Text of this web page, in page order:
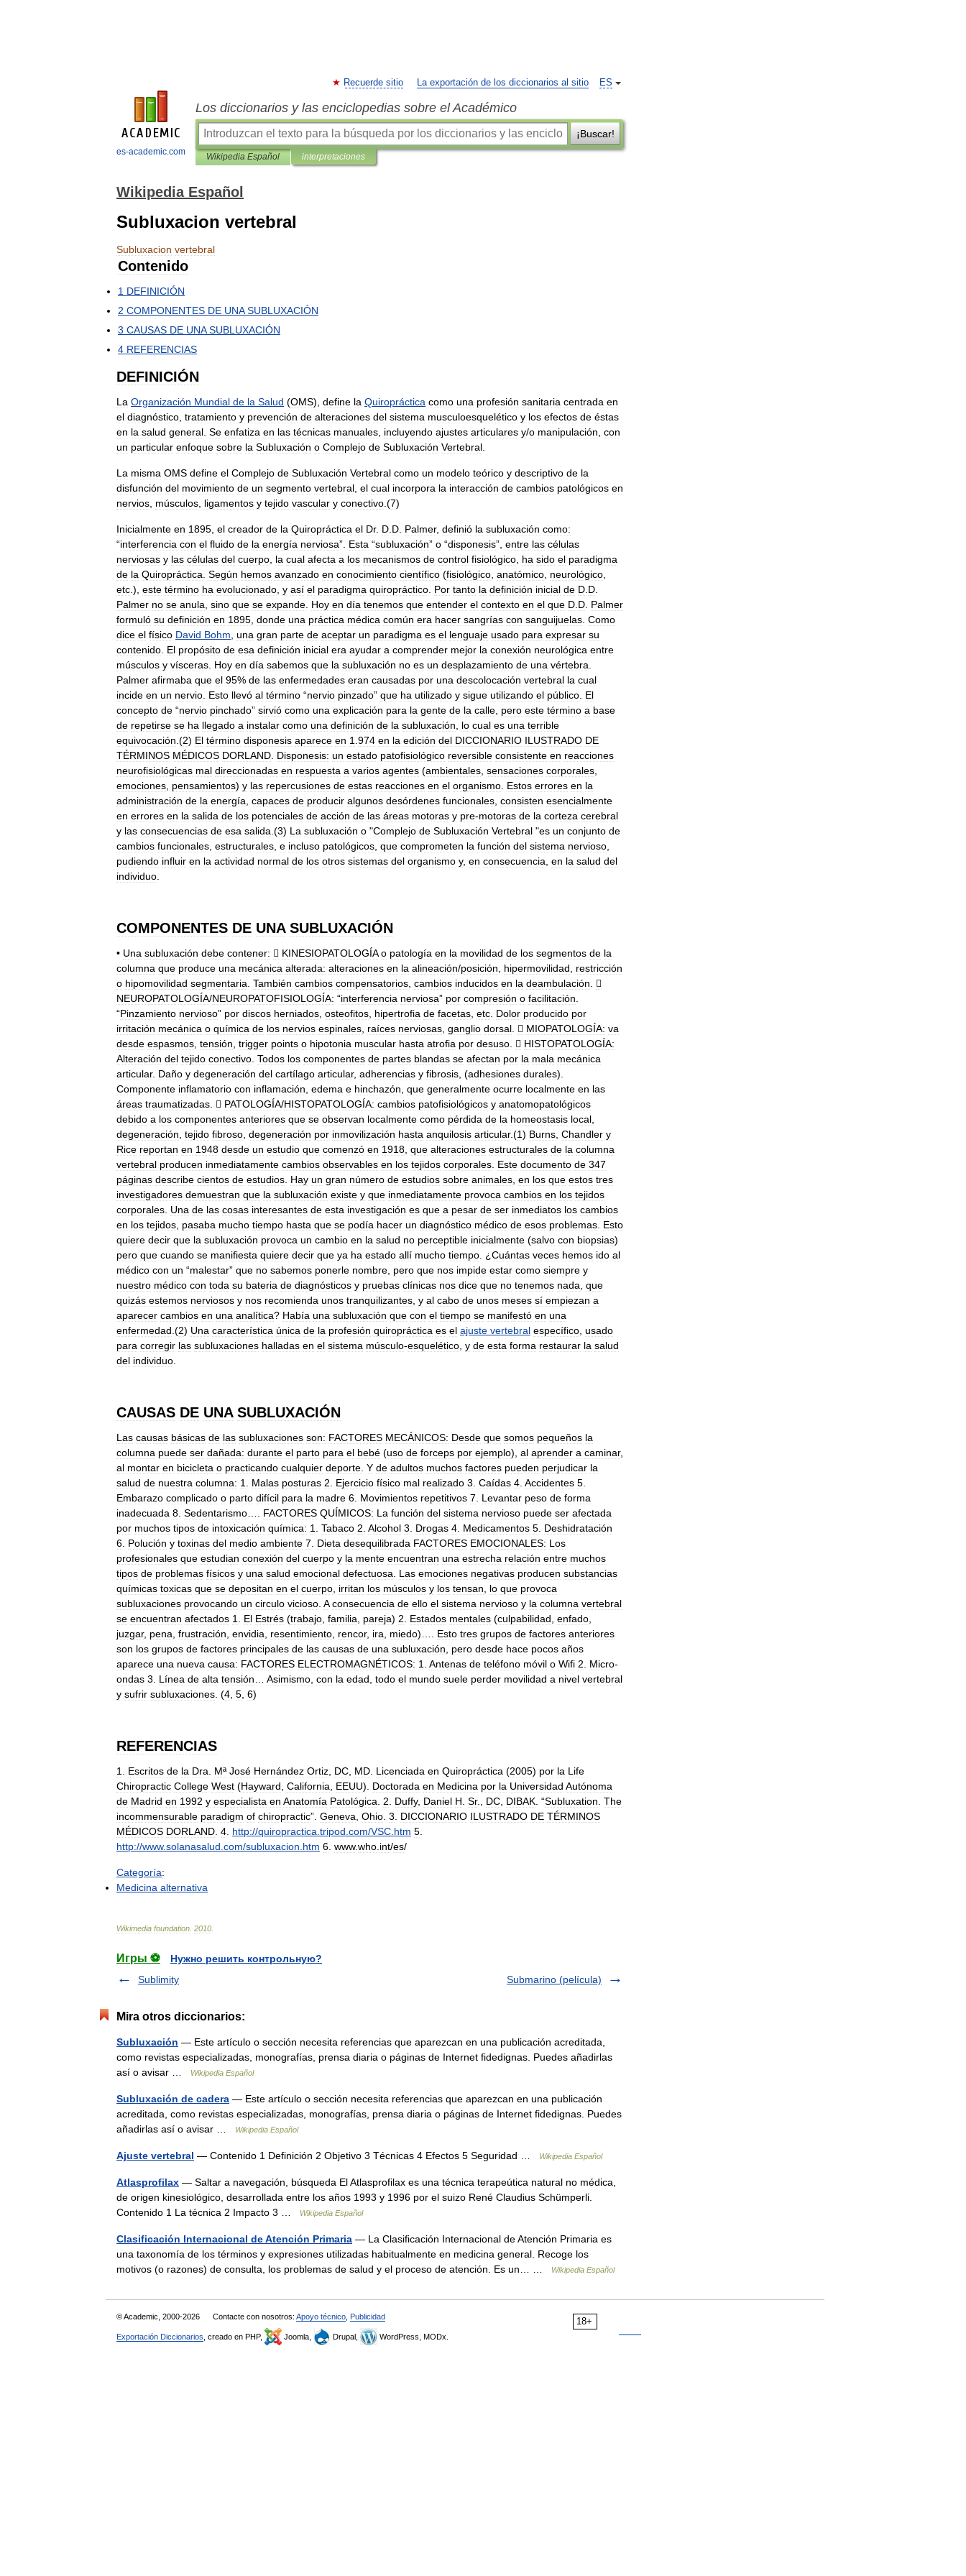
es-academic.com
ES
Recuerde sitio La exportación de los diccionarios al sitio
Los diccionarios y las enciclopedias sobre el Académico
¡Buscar!
Wikipedia Español interpretaciones
Wikipedia Español
Subluxacion vertebral
Subluxacion vertebral
Contenido
1 DEFINICIÓN
2 COMPONENTES DE UNA SUBLUXACIÓN
3 CAUSAS DE UNA SUBLUXACIÓN
4 REFERENCIAS
DEFINICIÓN
La Organización Mundial de la Salud (OMS), define la Quiropráctica como una profesión sanitaria centrada en
el diagnóstico tratamiento y prevención de alteraciones del sistema musculoesquelético y los efectos de éstas
en la salud general Se enfatiza en las técnicas manuales incluyendo ajustes articulares y/o manipulación con
un particular enfoque sobre la Subluxación o Complejo de Subluxación Vertebral
La misma OMS define el Complejo de Subluxación Vertebral como un modelo teórico y descriptivo de la
disfunción del movimiento de un segmento vertebral el cual incorpora la interacción de cambios patológicos en
nervios músculos ligamentos y tejido vascular y conectivo .(7)
Inicialmente en 1895 el creador de la Quiropráctica el Dr. D D Palmer, definió la subluxación como:
“interferencia con el fluido de la energía nerviosa”. Esta “subluxación” o “disponesis”, entre las células
nerviosas y las células del cuerpo la cual afecta a los mecanismos de control fisiológico ha sido el paradigma
de la Quiropráctica Según hemos avanzado en conocimiento científico (fisiológico anatómico neurológico
etc .), este término ha evolucionado y así el paradigma quiropráctico Por tanto la definición inicial de D D
Palmer no se anula sino que se expande Hoy en día tenemos que entender el contexto en el que D D Palmer
formuló su definición en 1895 donde una práctica médica común era hacer sangrías con sanguijuelas Como
dice el físico David Bohm una gran parte de aceptar un paradigma es el lenguaje usado para expresar su
contenido El propósito de esa definición inicial era ayudar a comprender mejor la conexión neurológica entre
músculos y vísceras Hoy en día sabemos que la subluxación no es un desplazamiento de una vértebra
Palmer afirmaba que el 95% de las enfermedades eran causadas por una descolocación vertebral la cual
incide en un nervio Esto llevó al término “nervio pinzado” que ha utilizado y sigue utilizando el público El
concepto de “nervio pinchado” sirvió como una explicación para la gente de la calle pero este término a base
de repetirse se ha llegado a instalar como una definición de la subluxación lo cual es una terrible
equivocación .(2) El término disponesis aparece en 1 974 en la edición del DICCIONARIO ILUSTRADO DE
TÉRMINOS MÉDICOS DORLAND Disponesis: un estado patofisiológico reversible consistente en reacciones
neurofisiológicas mal direccionadas en respuesta a varios agentes (ambientales sensaciones corporales
emociones pensamientos) y las repercusiones de estas reacciones en el organismo Estos errores en la
administración de la energía capaces de producir algunos desórdenes funcionales consisten esencialmente
en errores en la salida de los potenciales de acción de las áreas motoras y pre-motoras de la corteza cerebral
y las consecuencias de esa salida .(3) La subluxación o "Complejo de Subluxación Vertebral "es un conjunto de
cambios funcionales estructurales e incluso patológicos que comprometen la función del sistema nervioso
pudiendo influir en la actividad normal de los otros sistemas del organismo y, en consecuencia en la salud del
individuo
COMPONENTES DE UNA SUBLUXACIÓN
• Una subluxación debe contener:  KINESIOPATOLOGÍA o patología en la movilidad de los segmentos de la
columna que produce una mecánica alterada: alteraciones en la alineación/posición hipermovilidad
restricción
o hipomovilidad segmentaria También cambios compensatorios cambios inducidos en la deambulación

NEUROPATOLOGÍA/NEUROPATOFISIOLOGÍA: “interferencia nerviosa” por compresión o facilitación
“Pinzamiento nervioso” por discos herniados osteofitos hipertrofia de facetas etc Dolor producido por
irritación mecánica o química de los nervios espinales raíces nerviosas ganglio dorsal  MIOPATOLOGÍA: va
desde espasmos tensión trigger points o hipotonia muscular hasta atrofia por desuso  HISTOPATOLOGÍA:
Alteración del tejido conectivo Todos los componentes de partes blandas se afectan por la mala mecánica
articular. Daño y degeneración del cartílago articular, adherencias y fibrosis , (adhesiones durales).
Componente inflamatorio con inflamación edema e hinchazón que generalmente ocurre localmente en las
áreas traumatizadas  PATOLOGÍA/HISTOPATOLOGÍA: cambios patofisiológicos y anatomopatológicos
debido a los componentes anteriores que se observan localmente como pérdida de la homeostasis local
degeneración tejido fibroso degeneración por inmovilización hasta anquilosis articular.(1) Burns Chandler y
Rice reportan en 1948 desde un estudio que comenzó en 1918 que alteraciones estructurales de la columna
vertebral producen inmediatamente cambios observables en los tejidos corporales Este documento de 347
páginas describe cientos de estudios Hay un gran número de estudios sobre animales en los que estos tres
investigadores demuestran que la subluxación existe y que inmediatamente provoca cambios en los tejidos
corporales Una de las cosas interesantes de esta investigación es que a pesar de ser inmediatos los cambios
en los tejidos pasaba mucho tiempo hasta que se podía hacer un diagnóstico médico de esos problemas Esto
quiere decir que la subluxación provoca un cambio en la salud no perceptible inicialmente (salvo con biopsias)
pero que cuando se manifiesta quiere decir que ya ha estado allí mucho tiempo . ¿Cuántas veces hemos ido al
médico con un “malestar” que no sabemos ponerle nombre pero que nos impide estar como siempre y
nuestro médico con toda su bateria de diagnósticos y pruebas clínicas nos dice que no tenemos nada que
quizás estemos nerviosos y nos recomienda unos tranquilizantes y al cabo de unos meses sí empiezan a
aparecer cambios en una analítica? Había una subluxación que con el tiempo se manifestó en una
enfermedad .(2) Una característica única de la profesión quiropráctica es el ajuste vertebral específico usado
para corregir las subluxaciones halladas en el sistema músculo-esquelético y de esta forma restaurar la salud
del individuo
CAUSAS DE UNA SUBLUXACIÓN
Las causas básicas de las subluxaciones son: FACTORES MECÁNICOS: Desde que somos pequeños la
columna puede ser dañada: durante el parto para el bebé (uso de forceps por ejemplo), al aprender a caminar,
al montar en bicicleta o practicando cualquier deporte Y de adultos muchos factores pueden perjudicar la
salud de nuestra columna: 1 Malas posturas 2 Ejercicio físico mal realizado 3 Caídas 4 Accidentes 5
Embarazo complicado o parto difícil para la madre 6 Movimientos repetitivos 7 Levantar peso de forma
inadecuada 8 Sedentarismo FACTORES QUÍMICOS: La función del sistema nervioso puede ser afectada
por muchos tipos de intoxicación química: 1 Tabaco 2 Alcohol 3 Drogas 4 Medicamentos 5 Deshidratación
6 Polución y toxinas del medio ambiente 7 Dieta desequilibrada FACTORES EMOCIONALES: Los
profesionales que estudian conexión del cuerpo y la mente encuentran una estrecha relación entre muchos
tipos de problemas físicos y una salud emocional defectuosa Las emociones negativas producen substancias
químicas toxicas que se depositan en el cuerpo irritan los músculos y los tensan lo que provoca
subluxaciones provocando un circulo vicioso A consecuencia de ello el sistema nervioso y la columna vertebral
se encuentran afectados 1 El Estrés (trabajo familia pareja) 2 Estados mentales (culpabilidad enfado
juzgar, pena frustración envidia resentimiento rencor, ira miedo)…. Esto tres grupos de factores anteriores
son los grupos de factores principales de las causas de una subluxación pero desde hace pocos años
aparece una nueva causa: FACTORES ELECTROMAGNÉTICOS: 1 Antenas de teléfono móvil o Wifi 2 Micro-
ondas 3 Línea de alta tensión Asimismo con la edad todo el mundo suele perder movilidad a nivel vertebral
y sufrir subluxaciones . (4 5 6)
REFERENCIAS
1 Escritos de la Dra Mª José Hernández Ortiz DC MD Licenciada en Quiropráctica (2005) por la Life
Chiropractic College West (Hayward California EEUU). Doctorada en Medicina por la Universidad Autónoma
de Madrid en 1992 y especialista en Anatomía Patológica 2 Duffy, Daniel H Sr., DC DIBAK . “Subluxation The
incommensurable paradigm of chiropractic”. Geneva Ohio 3 DICCIONARIO ILUSTRADO DE TÉRMINOS
MÉDICOS DORLAND 4 http://quiropractica tripod com/VSC htm 5
http://www.solanasalud com/subluxacion htm 6 www.who int/es/
Categoría:
Medicina alternativa
Wikimedia foundation 2010
Игры ⚽
Нужно решить контрольную?
Sublimity
Submarino (película)
Mira otros diccionarios:
Subluxación — Este artículo o sección necesita referencias que aparezcan en una publicación acreditada,
como revistas especializadas, monografías, prensa diaria o páginas de Internet fidedignas. Puedes añadirlas
así o avisar …
Wikipedia Español
Subluxación de cadera — Este artículo o sección necesita referencias que aparezcan en una publicación
acreditada, como revistas especializadas, monografías, prensa diaria o páginas de Internet fidedignas. Puedes
añadirlas así o avisar …
Wikipedia Español
Ajuste vertebral — Contenido 1 Definición 2 Objetivo 3 Técnicas 4 Efectos 5 Seguridad … Wikipedia Español
Atlasprofilax — Saltar a navegación, búsqueda El Atlasprofilax es una técnica terapeútica natural no médica,
de origen kinesiológico, desarrollada entre los años 1993 y 1996 por el suizo René Claudius Schümperli.
Contenido 1 La técnica 2 Impacto 3 …
Wikipedia Español
Clasificación Internacional de Atención Primaria — La Clasificación Internacional de Atención Primaria es
una taxonomía de los términos y expresiones utilizadas habitualmente en medicina general. Recoge los
motivos (o razones) de consulta, los problemas de salud y el proceso de atención. Es un… …
Wikipedia Español
18+
© Academic, 2000-2026 Contacte con nosotros: Apoyo técnico Publicidad
Exportación Diccionarios , creado en PHP, Joomla, Drupal, WordPress, MODx.